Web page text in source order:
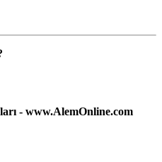
- www.AlemOnline.com